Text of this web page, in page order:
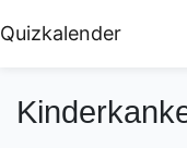
Quizkalender